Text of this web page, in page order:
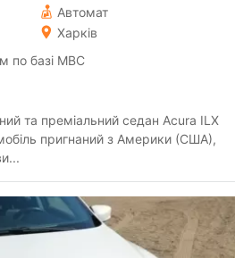
Автомат
Харків
по базі МВС
та преміальний седан Acura ILX
пригнаний з Америки (США),